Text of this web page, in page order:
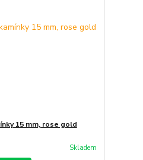
15 mm, rose gold
Skladem